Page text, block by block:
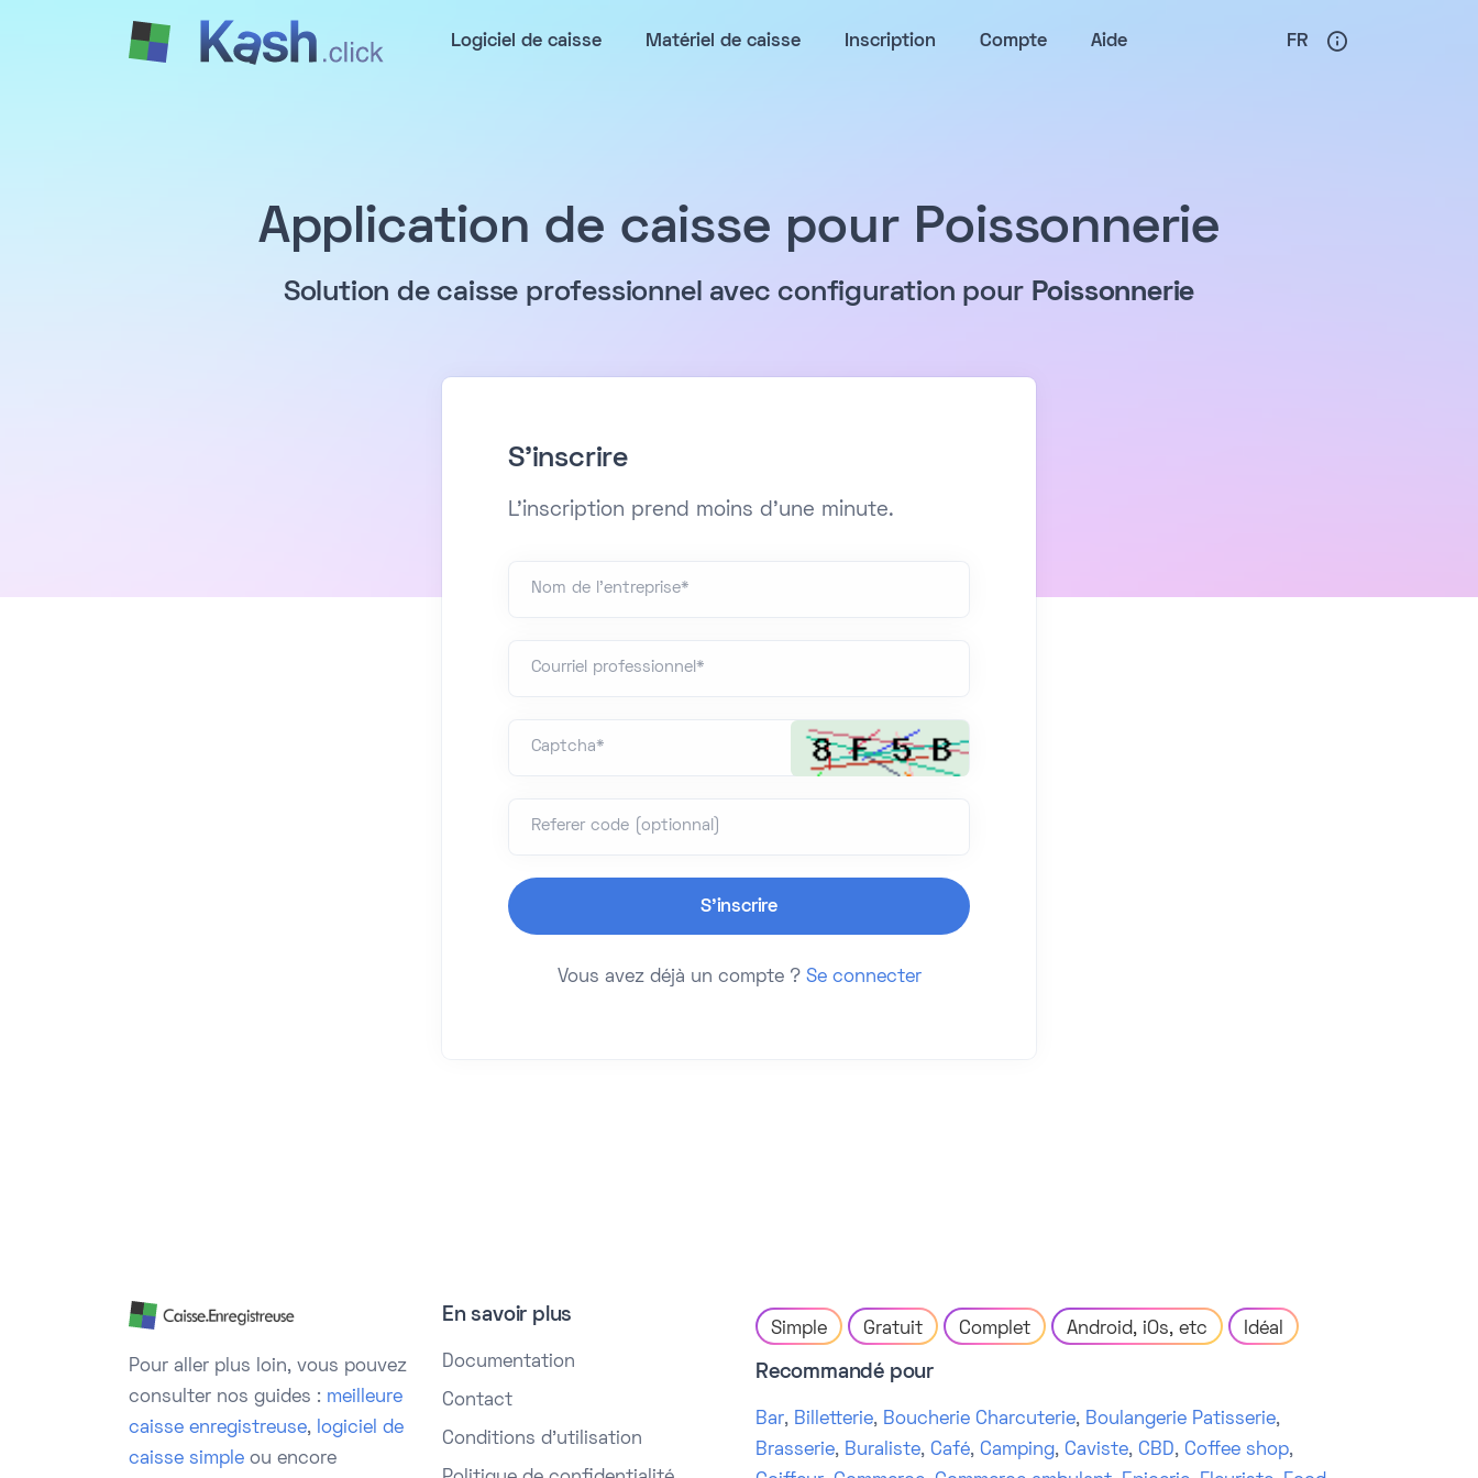
Logiciel de caisse Matériel de caisse Inscription Compte Aide FR
Application de caisse pour Poissonnerie
Solution de caisse professionnel avec configuration pour Poissonnerie
S'inscrire
L'inscription prend moins d'une minute.
Nom de l'entreprise*
Courriel professionnel*
Captcha*
Referer code (optionnal)
Vous avez déjà un compte ? Se connecter
Pour aller plus loin, vous pouvez
consulter nos guides : meilleure
caisse enregistreuse, logiciel de
caisse simple ou encore
En savoir plus
Documentation
Contact
Conditions d'utilisation
Simple Gratuit Complet Android, iOs, etc Idéal
Recommandé pour
Bar, Billetterie, Boucherie Charcuterie, Boulangerie Patisserie,
Brasserie, Buraliste, Café, Camping, Caviste, CBD, Coffee shop,